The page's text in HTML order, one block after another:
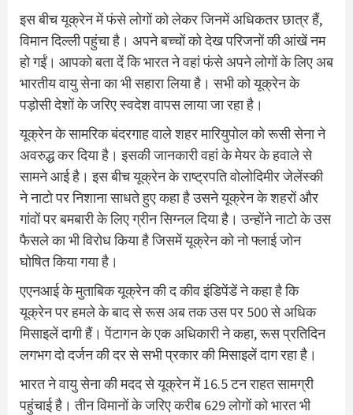
इस बीच यूक्रेन में फंसे लोगों को लेकर जिनमें अधिकतर छात्र हैं,
विमान दिल्‍ली पहुंचा है। अपने बच्‍चों को देख परिजनों की आंखें नम
हो गईं। आपको बता दें कि भारत ने वहां फंसे अपने लोगों के लिए अब
भारतीय वायु सेना का भी सहारा लिया है। सभी को यूक्रेन के
पड़ोसी देशों के जरिए स्‍वदेश वापस लाया जा रहा है।
यूक्रेन के सामरिक बंदरगाह वाले शहर मारियुपोल को रूसी सेना ने
अवरुद्ध कर दिया है। इसकी जानकारी वहां के मेयर के हवाले से
सामने आई है। इस बीच यूक्रेन के राष्‍ट्रपति वोलोदिमीर जेलेंस्‍की
ने नाटो पर निशाना साधते हुए कहा है उसने यूक्रेन के शहरों और
गांवों पर बमबारी के लिए ग्रीन सिग्‍नल दिया है। उन्‍होंने नाटो के उस
फैसले का भी विरोध किया है जिसमें यूक्रेन को नो फ्लाई जोन
घोषित किया गया है।
एएनआई के मुताबिक यूक्रेन की द कीव इंडिपेंडें ने कहा है कि
यूक्रेन पर हमले के बाद से रूस अब तक उस पर 500 से अधिक
मिसाइलें दागी हैं। पेंटागन के एक अधिकारी ने कहा, रूस प्रतिदिन
लगभग दो दर्जन की दर से सभी प्रकार की मिसाइलें दाग रहा है।
भारत ने वायु सेना की मदद से यूक्रेन में 16.5 टन राहत सामग्री
पहुंचाई है। तीन विमानों के जरिए करीब 629 लोगों को भारत भी